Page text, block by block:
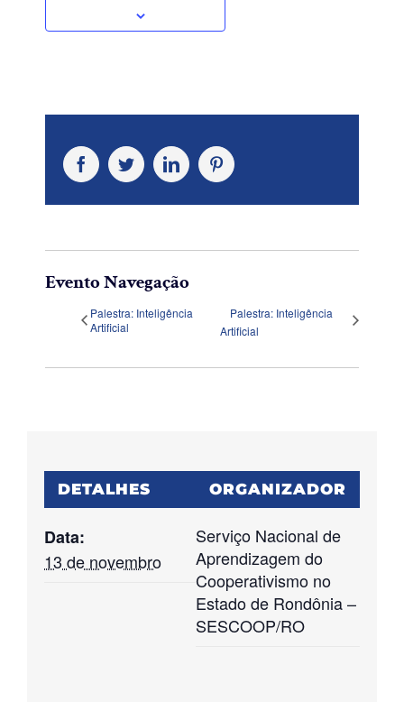
FacebookTwitterLinkedInPinterest
Evento Navegação
Palestra: Inteligência
Artificial
Palestra: Inteligência
Artificial
DETALHES
Data:
13 de novembro
ORGANIZADOR
Serviço Nacional de
Aprendizagem do
Cooperativismo no
Estado de Rondônia –
SESCOOP/RO